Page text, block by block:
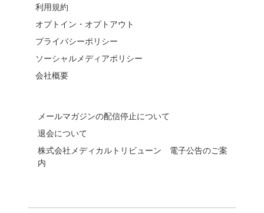
利用規約
オプトイン・オプトアウト
プライバシーポリシー
ソーシャルメディアポリシー
会社概要
メールマガジンの配信停止について
退会について
株式会社メディカルトリビューン 電子公告のご案
内